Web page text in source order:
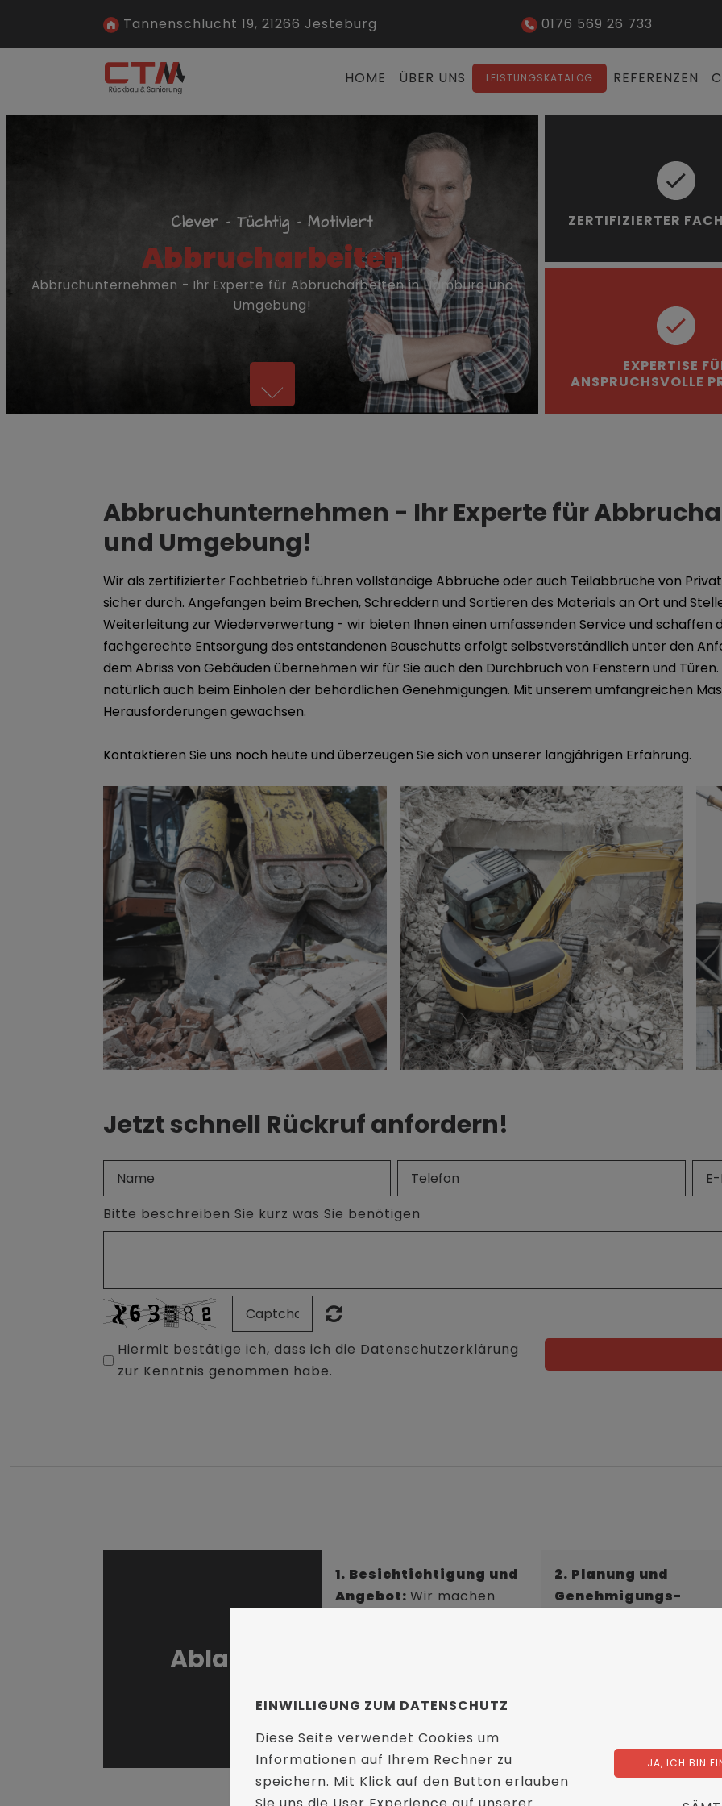
Tannenschlucht 19, 21266 Jesteburg 0176 569 26 733
HOME ÜBER UNS LEISTUNGSKATALOG REFERENZEN
Abbrucharbeiten
Abbruchunternehmen - Ihr Experte für Abbrucharbeiten in Hamburg und
Umgebung!
ZERTIFIZIERTER
EXPERTISE
ANSPRUCHSVOLLE
Abbruchunternehmen - Ihr Experte für
und Umgebung!
Wir als zertifizierter Fachbetrieb führen vollständige Abbrüche oder auch Teilabbrüche von
sicher durch. Angefangen beim Brechen, Schreddern und Sortieren des Materials an Ort und
Weiterleitung zur Wiederverwertung - wir bieten Ihnen einen umfassenden Service und schaffen
fachgerechte Entsorgung des entstandenen Bauschutts erfolgt selbstverständlich unter den
dem Abriss von Gebäuden übernehmen wir für Sie auch den Durchbruch von Fenstern und
natürlich auch beim Einholen der behördlichen Genehmigungen. Mit unserem umfangreichen
Herausforderungen gewachsen.
Kontaktieren Sie uns noch heute und überzeugen Sie sich von unserer langjährigen Erfahrung.
Jetzt schnell Rückruf anfordern!
Bitte beschreiben Sie kurz was Sie benötigen
Hiermit bestätige ich, dass ich die Datenschutzerklärung
zur Kenntnis genommen habe.
Ablauf
1. Besichtichtigung und
Angebot: Wir machen
per E-Mail zu.
2. Planung und
Genehmigungs-
Genehmigungen ein.)
EINWILLIGUNG ZUM DATENSCHUTZ
Diese Seite verwendet Cookies um
Informationen auf Ihrem Rechner zu
speichern. Mit Klick auf den Button erlauben
JA, ICH BIN